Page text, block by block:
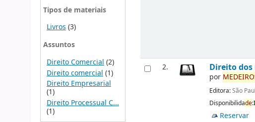
Tipos de materiais
Livros(3)
Assuntos
Direito Comercial (2)
Direito comercial (1)
Direito Empresarial
(1)
Direito Processual C...
(1)
2. Direito
por MEDE
Editora:São
Disponibilidade:
Reservar